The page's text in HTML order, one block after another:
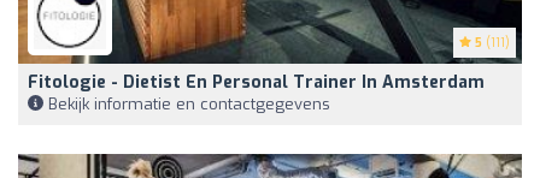
5 (111)
Fitologie - Dietist En Personal Trainer In Amsterdam
Bekijk informatie en contactgegevens